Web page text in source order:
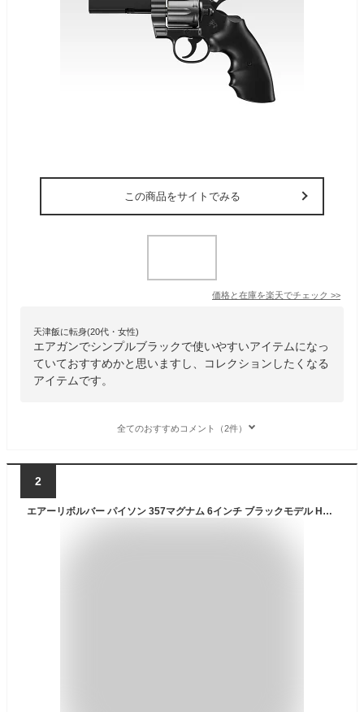
この商品をサイトでみる
価格と在庫を楽天でチェック >>
天津飯に転身(20代・女性)
エアガンでシンプルブラックで使いやすいアイテムになっ
ていておすすめかと思いますし、コレクションしたくなる
アイテムです。
全てのおすすめコメント（2件）
2
エアーリボルバー パイソン 357マグナム 6インチ ブラックモデル HOPUP【東京マルイ】【コッキング エアーガン】【10才以上用】